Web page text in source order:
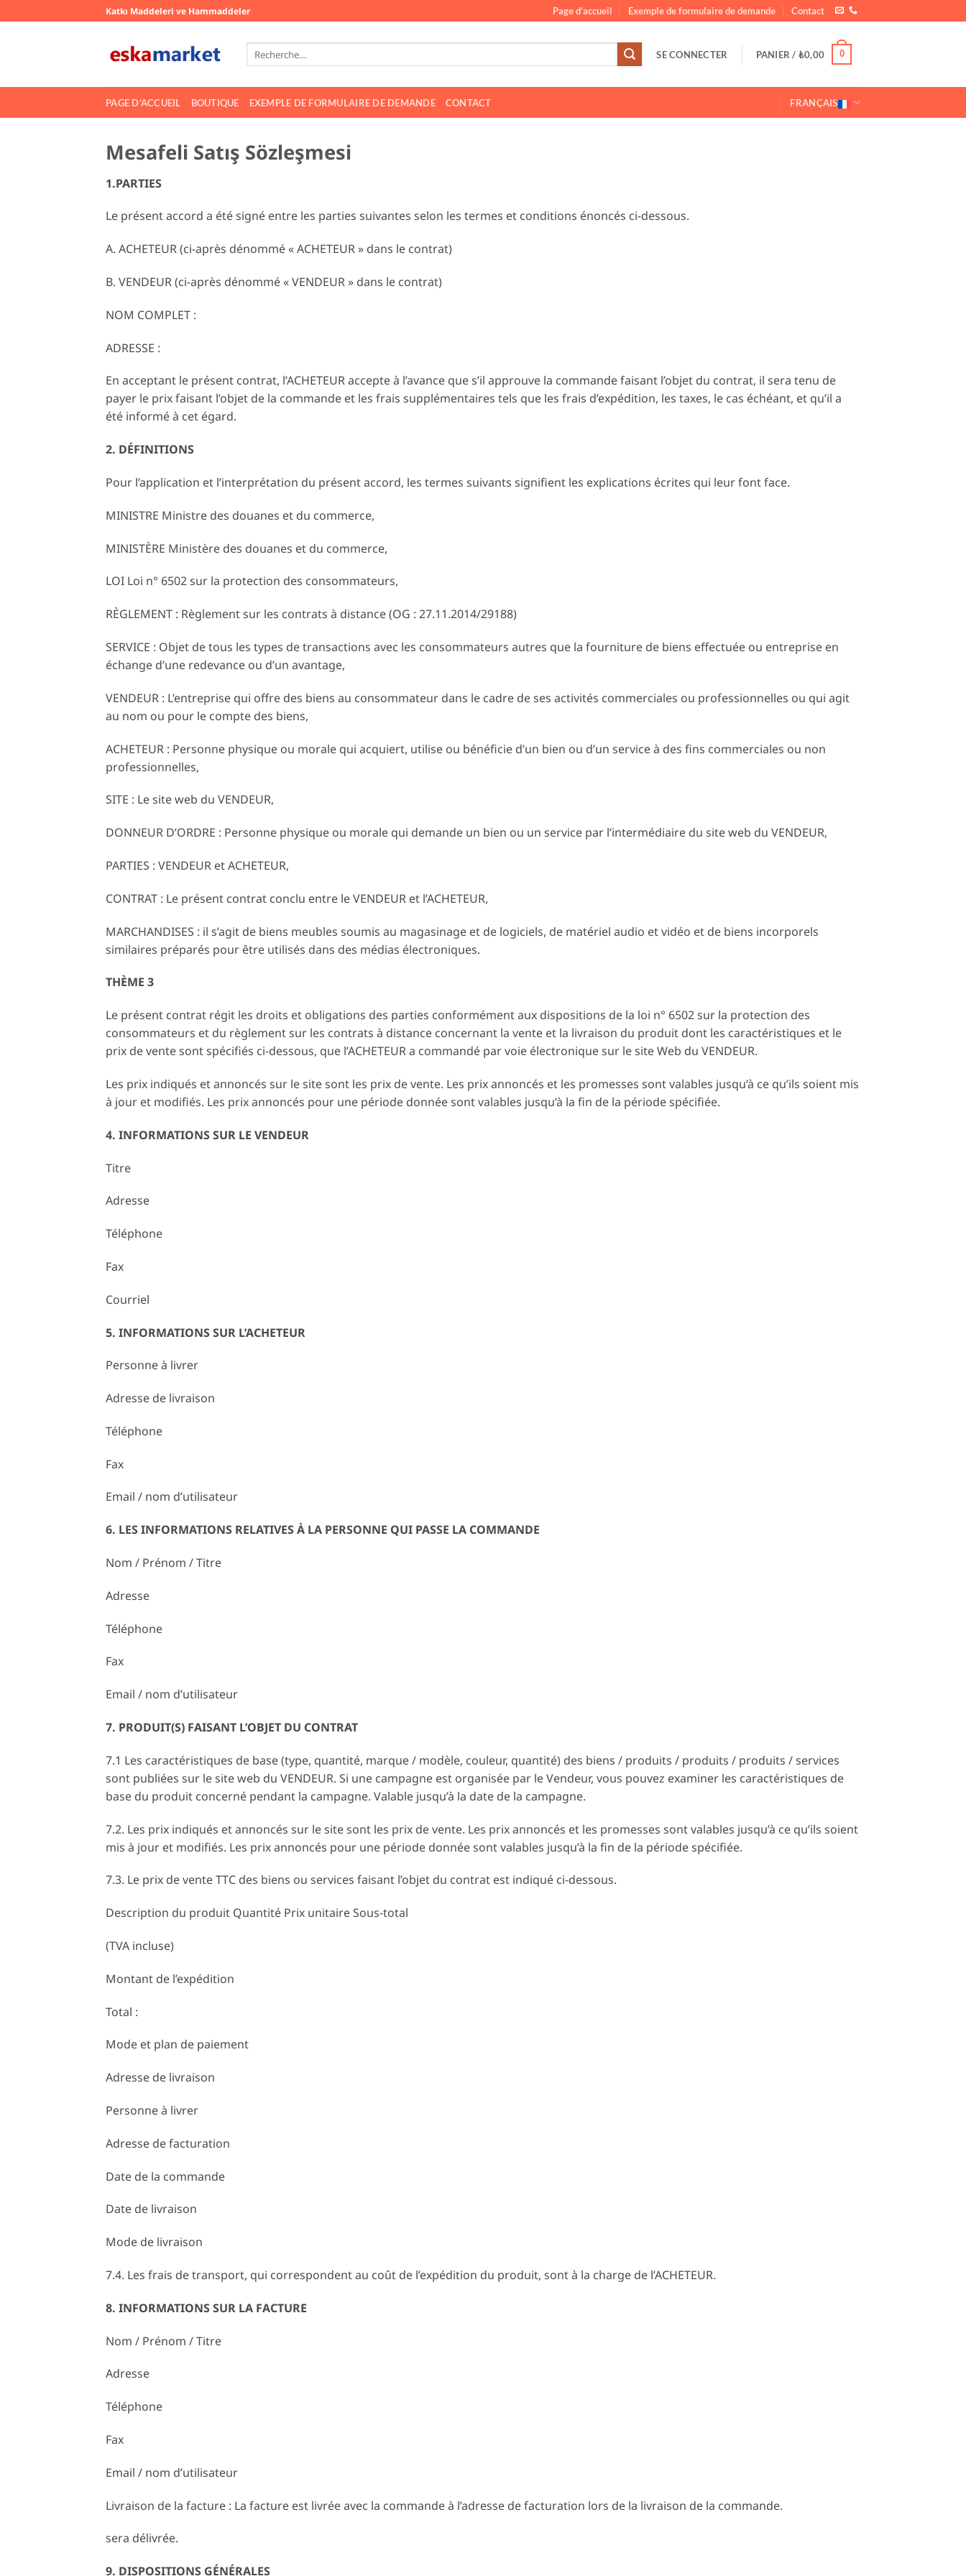
au
Katkı Maddeleri ve Hammaddeler Page d’accueil Exemple de formulaire de demande Contact
Recherche
pour :
SE CONNECTER PANIER / ₺0,00 0
PAGE D’ACCUEIL BOUTIQUE EXEMPLE DE FORMULAIRE DE DEMANDE CONTACT FRANÇAIS
Mesafeli Satış Sözleşmesi
1.PARTIES
Le présent accord a été signé entre les parties suivantes selon les termes et conditions énoncés ci-dessous.
A. ACHETEUR (ci-après dénommé « ACHETEUR » dans le contrat)
B. VENDEUR (ci-après dénommé « VENDEUR » dans le contrat)
NOM COMPLET :
ADRESSE :
En acceptant le présent contrat, l’ACHETEUR accepte à l’avance que s’il approuve la commande faisant l’objet du contrat, il sera tenu de
payer le prix faisant l’objet de la commande et les frais supplémentaires tels que les frais d’expédition, les taxes, le cas échéant, et qu’il a
été informé à cet égard.
2. DÉFINITIONS
Pour l’application et l’interprétation du présent accord, les termes suivants signifient les explications écrites qui leur font face.
MINISTRE Ministre des douanes et du commerce,
MINISTÈRE Ministère des douanes et du commerce,
LOI Loi n° 6502 sur la protection des consommateurs,
RÈGLEMENT : Règlement sur les contrats à distance (OG : 27.11.2014/29188)
SERVICE : Objet de tous les types de transactions avec les consommateurs autres que la fourniture de biens effectuée ou entreprise en
échange d’une redevance ou d’un avantage,
VENDEUR : L’entreprise qui offre des biens au consommateur dans le cadre de ses activités commerciales ou professionnelles ou qui agit
au nom ou pour le compte des biens,
ACHETEUR : Personne physique ou morale qui acquiert, utilise ou bénéficie d’un bien ou d’un service à des fins commerciales ou non
professionnelles,
SITE : Le site web du VENDEUR,
DONNEUR D’ORDRE : Personne physique ou morale qui demande un bien ou un service par l’intermédiaire du site web du VENDEUR,
PARTIES : VENDEUR et ACHETEUR,
CONTRAT : Le présent contrat conclu entre le VENDEUR et l’ACHETEUR,
MARCHANDISES : il s’agit de biens meubles soumis au magasinage et de logiciels, de matériel audio et vidéo et de biens incorporels
similaires préparés pour être utilisés dans des médias électroniques.
THÈME 3
Le présent contrat régit les droits et obligations des parties conformément aux dispositions de la loi n° 6502 sur la protection des
consommateurs et du règlement sur les contrats à distance concernant la vente et la livraison du produit dont les caractéristiques et le
prix de vente sont spécifiés ci-dessous, que l’ACHETEUR a commandé par voie électronique sur le site Web du VENDEUR.
Les prix indiqués et annoncés sur le site sont les prix de vente. Les prix annoncés et les promesses sont valables jusqu’à ce qu’ils soient mis
à jour et modifiés. Les prix annoncés pour une période donnée sont valables jusqu’à la fin de la période spécifiée.
4. INFORMATIONS SUR LE VENDEUR
Titre
Adresse
Téléphone
Fax
Courriel
5. INFORMATIONS SUR L’ACHETEUR
Personne à livrer
Adresse de livraison
Téléphone
Fax
Email / nom d’utilisateur
6. LES INFORMATIONS RELATIVES À LA PERSONNE QUI PASSE LA COMMANDE
Nom / Prénom / Titre
Adresse
Téléphone
Fax
Email / nom d’utilisateur
7. PRODUIT(S) FAISANT L’OBJET DU CONTRAT
7.1 Les caractéristiques de base (type, quantité, marque / modèle, couleur, quantité) des biens / produits / produits / produits / services
sont publiées sur le site web du VENDEUR. Si une campagne est organisée par le Vendeur, vous pouvez examiner les caractéristiques de
base du produit concerné pendant la campagne. Valable jusqu’à la date de la campagne.
7.2. Les prix indiqués et annoncés sur le site sont les prix de vente. Les prix annoncés et les promesses sont valables jusqu’à ce qu’ils soient
mis à jour et modifiés. Les prix annoncés pour une période donnée sont valables jusqu’à la fin de la période spécifiée.
7.3. Le prix de vente TTC des biens ou services faisant l’objet du contrat est indiqué ci-dessous.
Description du produit Quantité Prix unitaire Sous-total
(TVA incluse)
Montant de l’expédition
Total :
Mode et plan de paiement
Adresse de livraison
Personne à livrer
Adresse de facturation
Date de la commande
Date de livraison
Mode de livraison
7.4. Les frais de transport, qui correspondent au coût de l’expédition du produit, sont à la charge de l’ACHETEUR.
8. INFORMATIONS SUR LA FACTURE
Nom / Prénom / Titre
Adresse
Téléphone
Fax
Email / nom d’utilisateur
Livraison de la facture : La facture est livrée avec la commande à l’adresse de facturation lors de la livraison de la commande.
sera délivrée.
9. DISPOSITIONS GÉNÉRALES